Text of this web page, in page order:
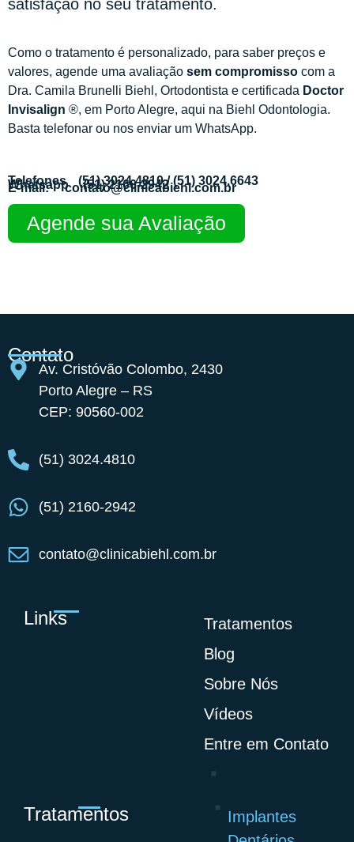
satisfação no seu tratamento.
Como o tratamento é personalizado, para saber preços e
valores, agende uma avaliação sem compromisso com a
Dra. Camila Brunelli Biehl, Ortodontista e certificada Doctor
Invisalign ®, em Porto Alegre, aqui na Biehl Odontologia.
Basta telefonar ou nos enviar um WhatsApp.
Telefones (51) 3024.4810 / (51) 3024.6643
Whatsapp (51) 2160-2942
E-mail: contato@clinicabiehl.com.br
Agende sua Avaliação
Contato
Av. Cristóvão Colombo, 2430
Porto Alegre – RS
CEP: 90560-002
(51) 3024.4810
(51) 2160-2942
contato@clinicabiehl.com.br
Links
Tratamentos
Blog
Sobre Nós
Vídeos
Entre em Contato
Tratamentos
Implantes